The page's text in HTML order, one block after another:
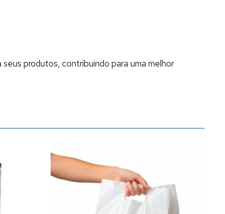
produtos, contribuindo para uma melhor